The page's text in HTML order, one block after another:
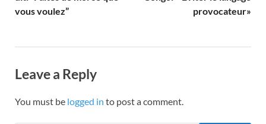
vous voulez”
provocateur»
Leave a Reply
You must be logged in to post a comment.